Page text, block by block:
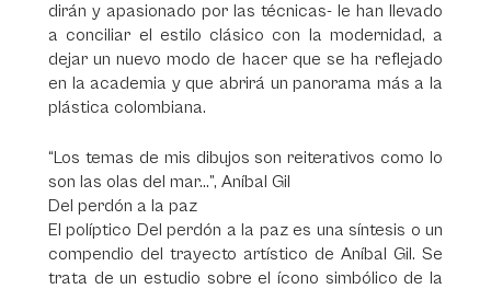
dirán y apasionado por las técnicas- le han llevado
a conciliar el estilo clásico con la modernidad, a
dejar un nuevo modo de hacer que se ha reflejado
en la academia y que abrirá un panorama más a la
plástica colombiana.
“Los temas de mis dibujos son reiterativos como lo
son las olas del mar…”, Aníbal Gil
Del perdón a la paz
El políptico Del perdón a la paz es una síntesis o un
compendio del trayecto artístico de Aníbal Gil. Se
trata de un estudio sobre el ícono simbólico de la